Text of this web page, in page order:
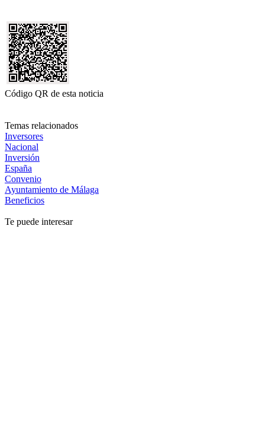
Código QR de esta noticia
Temas relacionados
Inversores
Nacional
Inversión
España
Convenio
Ayuntamiento de Málaga
Beneficios
Te puede interesar